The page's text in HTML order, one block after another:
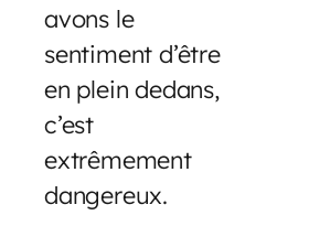
avons le
sentiment d’être
en plein dedans,
c’est
extrêmement
dangereux.